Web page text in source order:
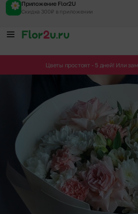
Приложение Flor2U
Скидка 300₽ в приложении
Цветы простоят - 5 дней! Или